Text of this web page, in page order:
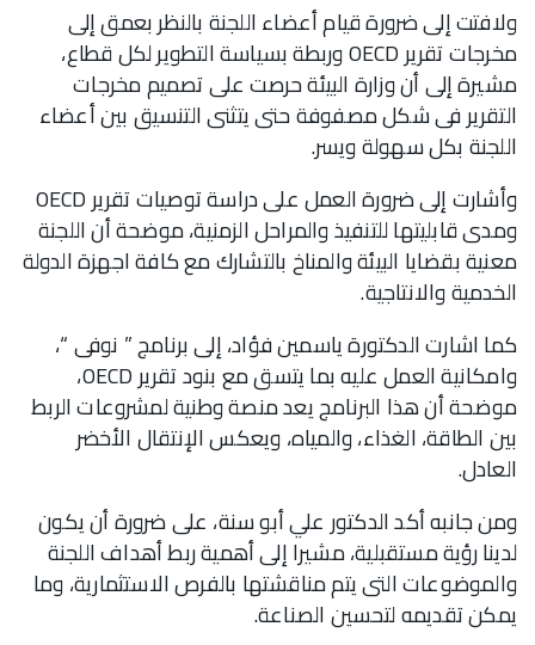
ولافتت إلى ضرورة قيام أعضاء اللجنة بالنظر بعمق إلى
مخرجات تقرير OECD وربطة بسياسة التطوير لكل قطاع،
مشيرة إلى أن وزارة البيئة حرصت على تصميم مخرجات
التقرير فى شكل مصفوفة حتى يتثنى التنسيق بين أعضاء
اللجنة بكل سهولة ويسر.
وأشارت إلى ضرورة العمل على دراسة توصيات تقرير OECD
ومدى قابليتها للتنفيذ والمراحل الزمنية، موضحة أن اللجنة
معنية بقضايا البيئة والمناخ بالتشارك مع كافة اجهزة الدولة
الخدمية والانتاجية.
كما اشارت الدكتورة ياسمين فؤاد، إلى برنامج ” نوفى “،
وامكانية العمل عليه بما يتسق مع بنود تقرير OECD،
موضحة أن هذا البرنامج يعد منصة وطنية لمشروعات الربط
بين الطاقة، الغذاء، والمياه، ويعكس الإنتقال الأخضر
العادل.
ومن جانبه أكد الدكتور علي أبو سنة، على ضرورة أن يكون
لدينا رؤية مستقبلية، مشيرا إلى أهمية ربط أهداف اللجنة
والموضوعات التى يتم مناقشتها بالفرص الاستثمارية، وما
يمكن تقديمه لتحسين الصناعة.